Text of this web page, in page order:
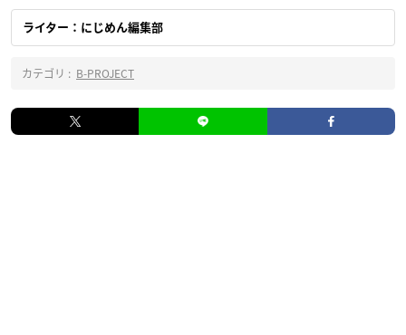
ライター：にじめん編集部
カテゴリ : B-PROJECT